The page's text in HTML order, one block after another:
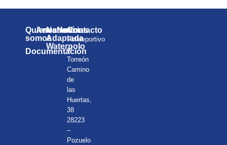
Quienes
somos
Documentación
Anuarios
Natación
Adaptada
Waterpolo
Noticias
Contacto
Polideportivo
el
Torreón
Camino
de
las
Huertas,
38
28223
–
Pozuelo